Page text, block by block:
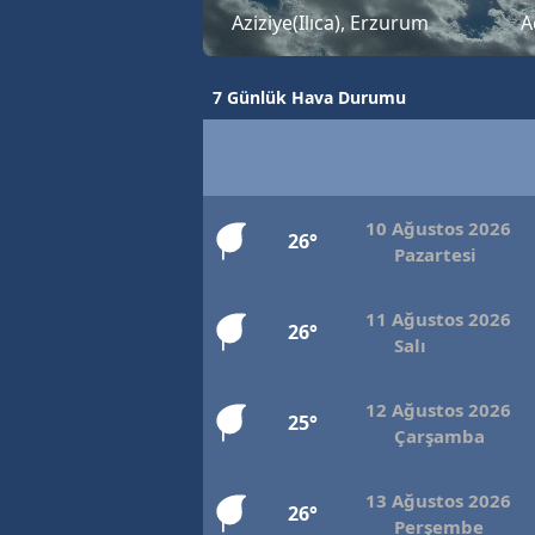
Aziziye(Ilıca), Erzurum
7 Günlük Hava Durumu
26°
10 Ağustos 2026
Pazartesi
26°
11 Ağustos 2026
Salı
25°
12 Ağustos 2026
Çarşamba
26°
13 Ağustos 2026
Perşembe